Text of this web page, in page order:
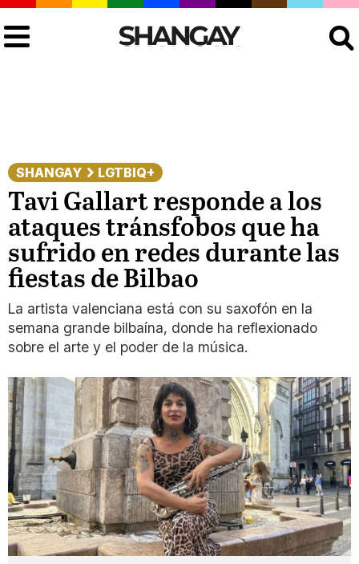
SHANGAY LGTBIQ+
Tavi Gallart responde a los
ataques tránsfobos que ha
sufrido en redes durante las
fiestas de Bilbao
La artista valenciana está con su saxofón en la
semana grande bilbaína, donde ha reflexionado
sobre el arte y el poder de la música.